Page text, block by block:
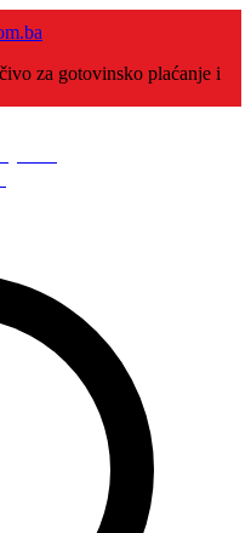
za gotovinsko plaćanje i